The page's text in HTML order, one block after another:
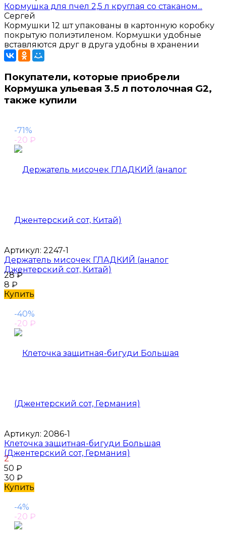
Кормушка для пчел 2,5 л круглая со стаканом...
Сергей
Кормушки 12 шт упакованы в картонную коробку
покрытую полиэтиленом. Кормушки удобные
вставляются друг в друга удобны в хранении
Покупатели, которые приобрели
Кормушка ульевая 3.5 л потолочная G2,
также купили
-71%
-20 ₽
Артикул: 2247-1
Держатель мисочек ГЛАДКИЙ (аналог
Джентерский сот, Китай)
28₽
8 ₽
Купить
-40%
-20 ₽
Артикул: 2086-1
Клеточка защитная-бигуди Большая
(Джентерский сот, Германия)
2
50 ₽
30 ₽
Купить
-4%
-20 ₽